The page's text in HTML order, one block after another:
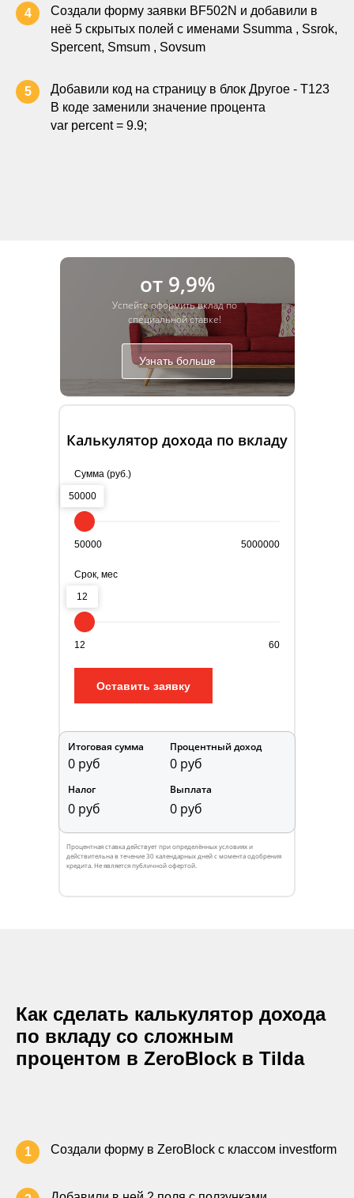
4
Создали форму заявки BF502N и добавили в
неё 5 скрытых полей с именами Ssumma , Ssrok,
Spercent, Smsum , Sovsum
5
Добавили код на страницу в блок Другое - Т123
В коде заменили значение процента
var percent = 9.9;
Сумма (руб.)
50000
50000 5000000
Срок, мес
12
12 60
Оставить заявку
от 9,9%
Успейте оформить вклад по
специальной ставке!
Узнать больше
Калькулятор дохода по вкладу
Процентная ставка действует при определённых условиях и
действительна в течение 30 календарных дней с момента одобрения
кредита. Не является публичной офертой.
Итоговая сумма
0 руб
Процентный доход
Налог Выплата
0 руб
0 руб 0 руб
Как сделать калькулятор дохода
по вкладу со сложным
процентом в ZeroBlock в Tilda
1 Создали форму в ZeroBlock с классом investform